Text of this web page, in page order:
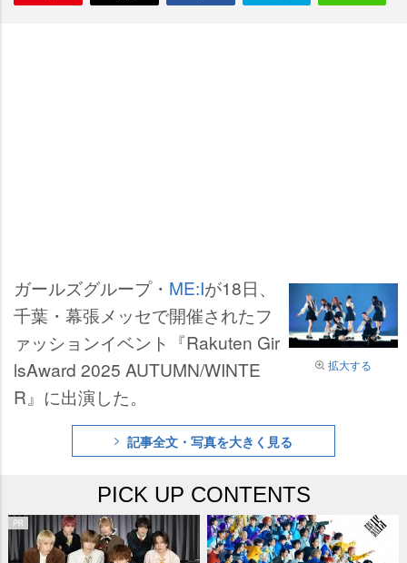
拡大する
ガールズグループ・ ME:Iが18日、
千葉・幕張メッセで開催されたフ
ァッションイベント『Rakuten Gir
lsAward 2025 AUTUMN/WINTE
R』に出演した。
記事全文・写真を大きく見る
PICK UP CONTENTS